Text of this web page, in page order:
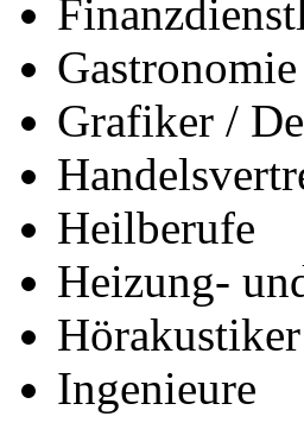
Grafiker /
Heilberufe
Heizung-
Hörakustiker
Ingenieure